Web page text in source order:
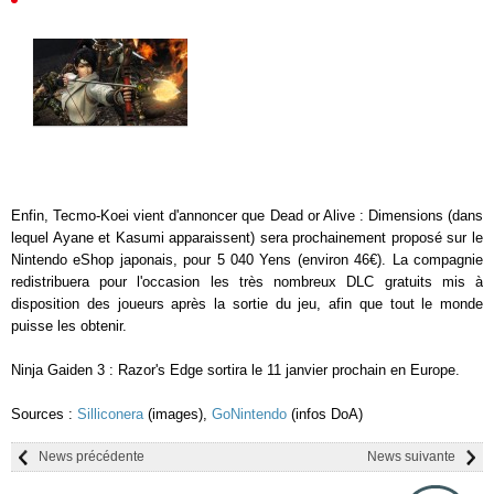
Enfin, Tecmo-Koei vient d'annoncer que Dead or Alive : Dimensions (dans
lequel Ayane et Kasumi apparaissent) sera prochainement proposé sur le
Nintendo eShop japonais, pour 5 040 Yens (environ 46€). La compagnie
redistribuera pour l'occasion les très nombreux DLC gratuits mis à
disposition des joueurs après la sortie du jeu, afin que tout le monde
puisse les obtenir.
Ninja Gaiden 3 : Razor's Edge sortira le 11 janvier prochain en Europe.
Sources : Silliconera(images), GoNintendo (infos DoA)
News suivante
News précédente